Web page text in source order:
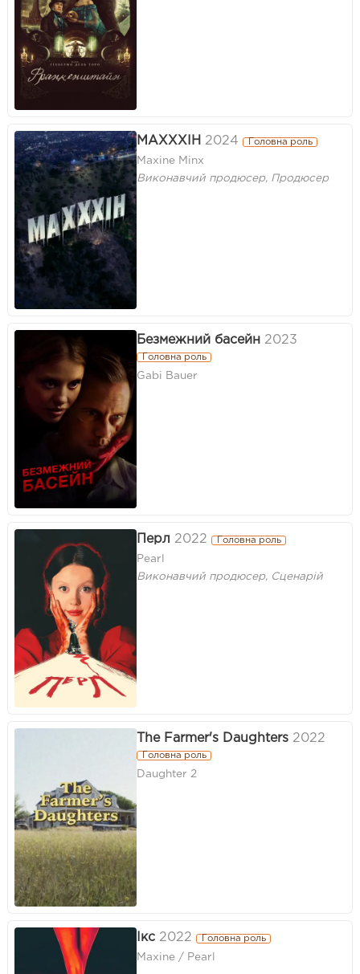
МАХХХІН 2024 Головна роль
Maxine Minx
Виконавчий продюсер, Продюсер
Безмежний басейн 2023
Головна роль
Gabi Bauer
Перл 2022 Головна роль
Pearl
Виконавчий продюсер, Сценарій
The Farmer's Daughters 2022
Головна роль
Daughter 2
Ікс 2022 Головна роль
Maxine / Pearl